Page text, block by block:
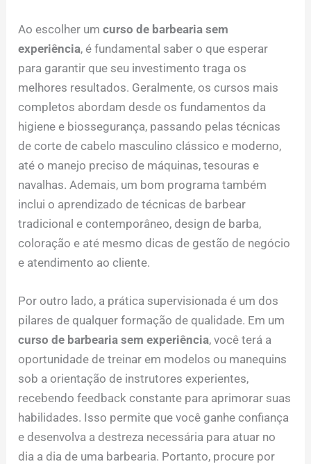
Ao escolher umcurso de barbearia sem
experiência, é fundamental saber o que esperar
para garantir que seu investimento traga os
melhores resultados. Geralmente, os cursos mais
completos abordam desde os fundamentos da
higiene e biossegurança, passando pelas técnicas
de corte de cabelo masculino clássico e moderno,
até o manejo preciso de máquinas, tesouras e
navalhas. Ademais, um bom programa também
inclui o aprendizado de técnicas de barbear
tradicional e contemporâneo, design de barba,
coloração e até mesmo dicas de gestão de negócio
e atendimento ao cliente.
Por outro lado, a prática supervisionada é um dos
pilares de qualquer formação de qualidade. Em um
curso de barbearia sem experiência, você terá a
oportunidade de treinar em modelos ou manequins
sob a orientação de instrutores experientes,
recebendo feedback constante para aprimorar suas
habilidades. Isso permite que você ganhe confiança
e desenvolva a destreza necessária para atuar no
dia a dia de uma barbearia. Portanto, procure por